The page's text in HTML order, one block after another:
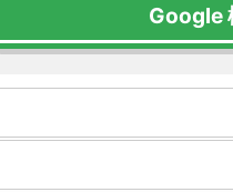
Google